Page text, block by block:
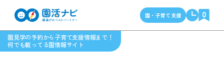
園見学の予約から子育て支援情報まで！
何でも載ってる園情報サイト
園・子育て支援 0